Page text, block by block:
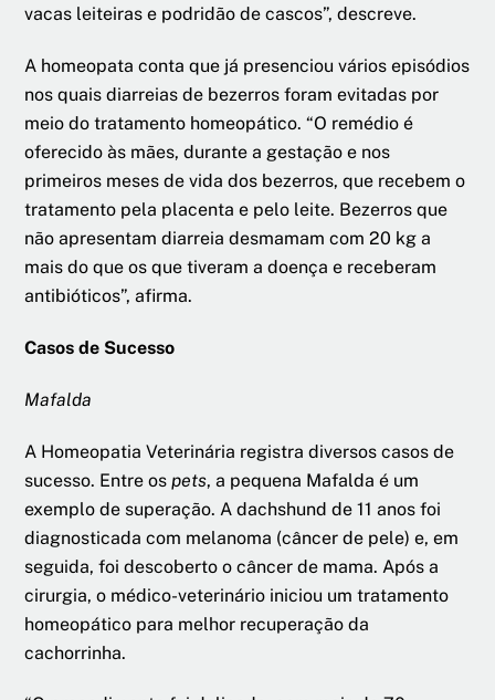
vacas leiteiras e podridão de cascos”, descreve.
A homeopata conta que já presenciou vários episódios
nos quais diarreias de bezerros foram evitadas por
meio do tratamento homeopático. “O remédio é
oferecido às mães, durante a gestação e nos
primeiros meses de vida dos bezerros, que recebem o
tratamento pela placenta e pelo leite. Bezerros que
não apresentam diarreia desmamam com 20 kg a
mais do que os que tiveram a doença e receberam
antibióticos”, afirma.
Casos de Sucesso
Mafalda
A Homeopatia Veterinária registra diversos casos de
sucesso. Entre ospets, a pequena Mafalda é um
exemplo de superação. A dachshund de 11 anos foi
diagnosticada com melanoma (câncer de pele) e, em
seguida, foi descoberto o câncer de mama. Após a
cirurgia, o médico-veterinário iniciou um tratamento
homeopático para melhor recuperação da
cachorrinha.